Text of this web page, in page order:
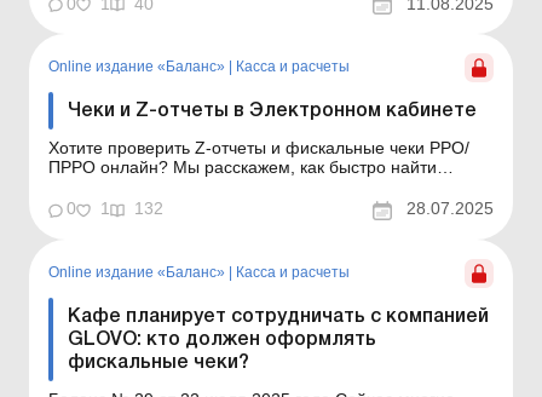
уплатить штраф, если нарушение было допущено до
Штраф за РРО-н...
Online издание «Баланс» Касса и расчеты
Чеки и Z-отчеты в Электронном кабинете
Хотите проверить Z-отчеты и фискальные чеки РРО/
ПРРО онлайн? Мы расскажем, как быстро найти
кабинете ГНС имеется информация о Z-отчетах,
оформляемых торговцами, которые осуществляют
статье мы расскажем, к...
0 1 132 28.07.2025
Online издание «Баланс» | Касса и расчеты
Кафе планирует сотрудничать с компанией
GLOVO: кто должен оформлять
фискальные чеки?